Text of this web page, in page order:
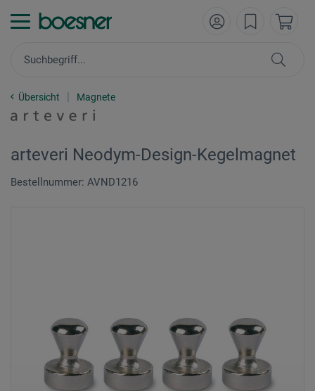
Übersicht Magnete
arteveri Neodym-Design-Kegelmagnet
Bestellnummer: AVND1216